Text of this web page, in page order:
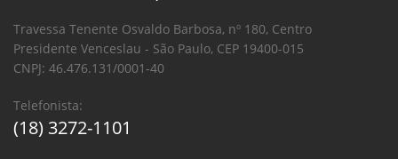
Travessa Tenente Osvaldo Barbosa, nº 180, Centro
Presidente Venceslau - São Paulo, CEP 19400-015
CNPJ: 46.476.131/0001-40
Telefonista:
(18) 3272-1101